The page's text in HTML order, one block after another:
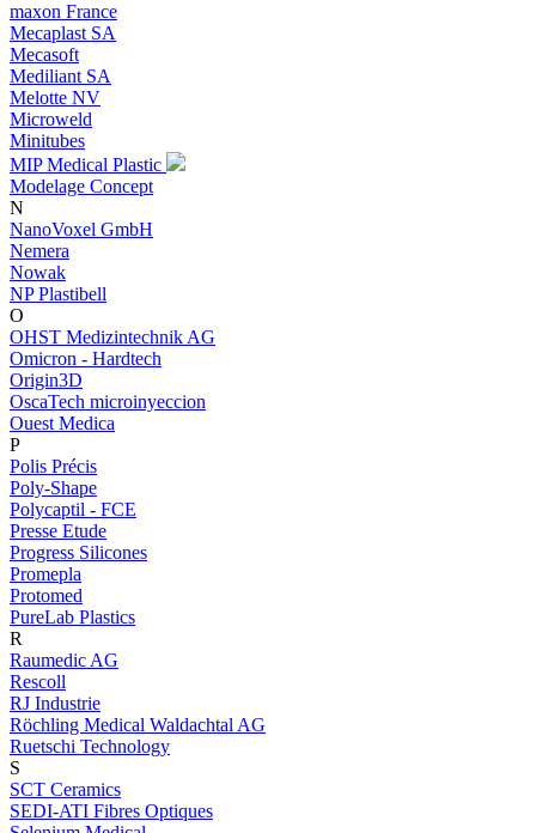
maxon France
Mecaplast SA
Mecasoft
Mediliant SA
Melotte NV
Microweld
Minitubes
MIP Medical Plastic
Modelage Concept
N
NanoVoxel GmbH
Nemera
Nowak
NP Plastibell
O
OHST Medizintechnik AG
Omicron - Hardtech
Origin3D
OscaTech microinyeccion
Ouest Medica
P
Polis Précis
Poly-Shape
Polycaptil - FCE
Presse Etude
Progress Silicones
Promepla
Protomed
PureLab Plastics
R
Raumedic AG
Rescoll
RJ Industrie
Röchling Medical Waldachtal AG
Ruetschi Technology
S
SCT Ceramics
SEDI-ATI Fibres Optiques